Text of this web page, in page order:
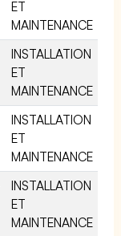
ET
MAINTENANCE
INSTALLATION
ET
MAINTENANCE
INSTALLATION
ET
MAINTENANCE
INSTALLATION
ET
MAINTENANCE